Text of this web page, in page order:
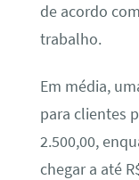
de acordo
trabalho.
Em média,
para clientes
2.500,00,
chegar a até